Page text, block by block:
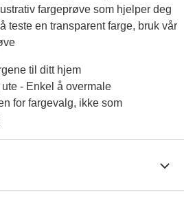
fargeprøve som hjelper deg
teste en transparent farge, bruk vår
til ditt hjem
- Enkel å overmale
for fargevalg, ikke som